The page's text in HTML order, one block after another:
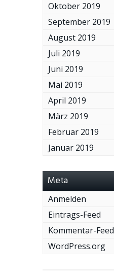
Oktober 2019
September 2019
August 2019
Juli 2019
Juni 2019
Mai 2019
April 2019
März 2019
Februar 2019
Januar 2019
Meta
Anmelden
Eintrags-Feed
Kommentar-Feed
WordPress.org